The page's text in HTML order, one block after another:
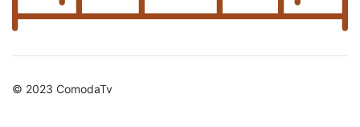
© 2023 ComodaTv